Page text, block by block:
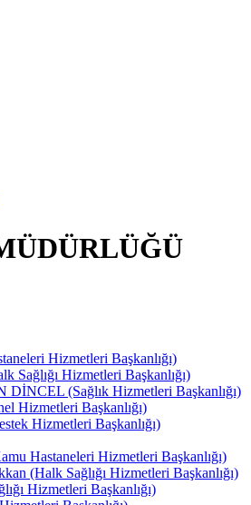
Hizmetleri Başkanlığı)
Hizmetleri Başkanlığı)
(Sağlık Hizmetleri Başkanlığı)
Hizmetleri Başkanlığı)
Hizmetleri Başkanlığı)
Hastaneleri Hizmetleri Başkanlığı)
(Halk Sağlığı Hizmetleri Başkanlığı)
Hizmetleri Başkanlığı)